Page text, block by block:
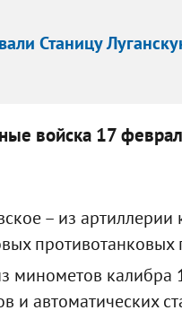
Станицу
войска 17
– из
противотанковых
минометов калибра
и автоматических